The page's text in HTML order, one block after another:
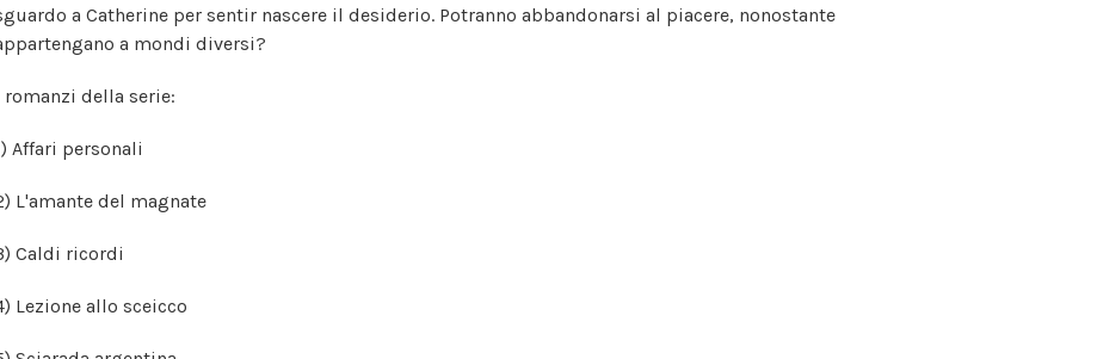
a Catherine per sentir nascere il desiderio. Potranno abbandonarsi al piacere, nonostante
a mondi diversi?
romanzi della serie:
Affari personali
L'amante del magnate
Caldi ricordi
Lezione allo sceicco